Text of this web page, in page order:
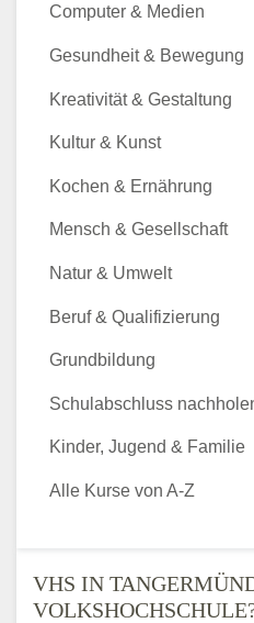
VHS IN
Computer & Medien
Gesundheit & Bewegung
Kreativität & Gestaltung
Kultur & Kunst
Kochen & Ernährung
Mensch & Gesellschaft
Natur & Umwelt
Beruf & Qualifizierung
Grundbildung
Schulabschluss
Kinder, Jugend & Familie
Alle Kurse von A-Z